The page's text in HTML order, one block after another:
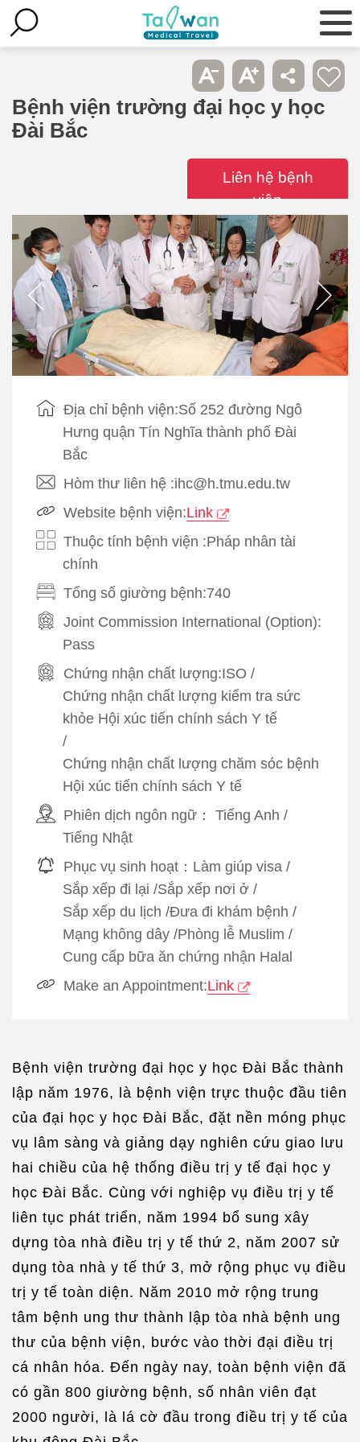
Bệnh viện trường đại học y học
Đài Bắc
Liên hệ bệnh
viện
Địa chỉ bệnh viện:Số 252 đường Ngô
Hưng quận Tín Nghĩa thành phố Đài
Bắc
Hòm thư liên hệ :ihc@h.tmu.edu.tw
Website bệnh viện:Link
Thuộc tính bệnh viện :Pháp nhân tài
chính
Tổng số giường bệnh:740
Joint Commission International (Option):
Pass
Chứng nhận chất lượng:ISO /
Chứng nhận chất lượng kiểm tra sức
khỏe Hội xúc tiến chính sách Y tế
/
Chứng nhận chất lượng chăm sóc bệnh
Hội xúc tiến chính sách Y tế
Phiên dịch ngôn ngữ： Tiếng Anh /
Tiếng Nhật
Phục vụ sinh hoạt： Làm giúp visa /
Sắp xếp đi lại /Sắp xếp nơi ở /
Sắp xếp du lịch /Đưa đi khám bệnh /
Mạng không dây /Phòng lễ Muslim /
Cung cấp bữa ăn chứng nhận Halal
Make an Appointment:Link
Bệnh viện trường đại học y học Đài Bắc thành
lập năm 1976, là bệnh viện trực thuộc đầu tiên
của đại học y học Đài Bắc, đặt nền móng phục
vụ lâm sàng và giảng dạy nghiên cứu giao lưu
hai chiều của hệ thống điều trị y tế đại học y
học Đài Bắc. Cùng với nghiệp vụ điều trị y tế
liên tục phát triển, năm 1994 bổ sung xây
dựng tòa nhà điều trị y tế thứ 2, năm 2007 sử
dụng tòa nhà y tế thứ 3, mở rộng phục vụ điều
trị y tế toàn diện. Năm 2010 mở rộng trung
tâm bệnh ung thư thành lập tòa nhà bệnh ung
thư của bệnh viện, bước vào thời đại điều trị
cá nhân hóa. Đến ngày nay, toàn bệnh viện đã
có gần 800 giường bệnh, số nhân viên đạt
2000 người, là lá cờ đầu trong điều trị y tế của